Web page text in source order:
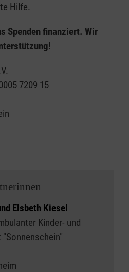
Hilfe.
Spenden finanziert. Wir
7209 15
Elsbeth Kiesel
Kinder- und